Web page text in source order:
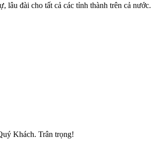
lâu đài cho tất cả các tỉnh thành trên cả nước.
Khách. Trân trọng!